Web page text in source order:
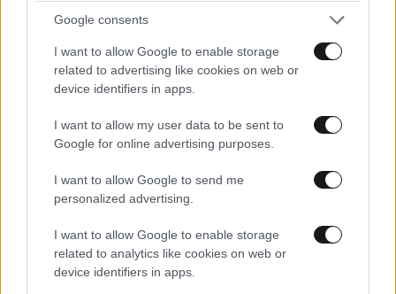
Google consents
I want to allow Google to enable storage
related to advertising like cookies on web or
device identifiers in apps.
I want to allow my user data to be sent to
Google for online advertising purposes.
I want to allow Google to send me
personalized advertising.
I want to allow Google to enable storage
related to analytics like cookies on web or
device identifiers in apps.
Απαντήστε 0
mairy 14·05·2024 16:03
μπορεί να είναι αντιπαθής αλλά έχει 100% δίκιο σε
αυτά που λέει. όλοι οι ανώμαλοι θέλουν να μας
Απαντήστε
LIFESTYLE08·08·2026 19:12
Εριέττα Κούρκουλου – Τα 33α γενέθλια και τα